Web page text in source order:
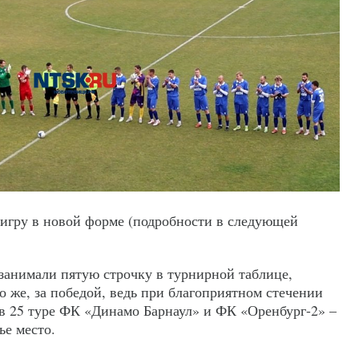
в новой форме (подробности в следующей
пятую строчку в турнирной таблице,
же, за победой, ведь при благоприятном стечении
в 25 туре ФК «Динамо Барнаул» и ФК «Оренбург-2» –
место.